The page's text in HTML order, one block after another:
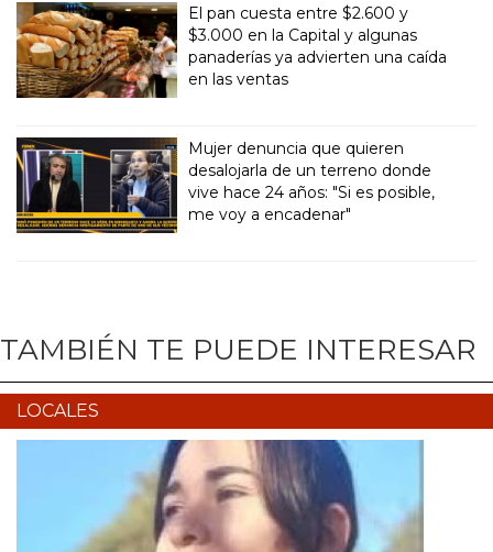
El pan cuesta entre $2.600 y
$3.000 en la Capital y algunas
panaderías ya advierten una caída
en las ventas
Mujer denuncia que quieren
desalojarla de un terreno donde
vive hace 24 años: "Si es posible,
me voy a encadenar"
TAMBIÉN TE PUEDE INTERESAR
LOCALES